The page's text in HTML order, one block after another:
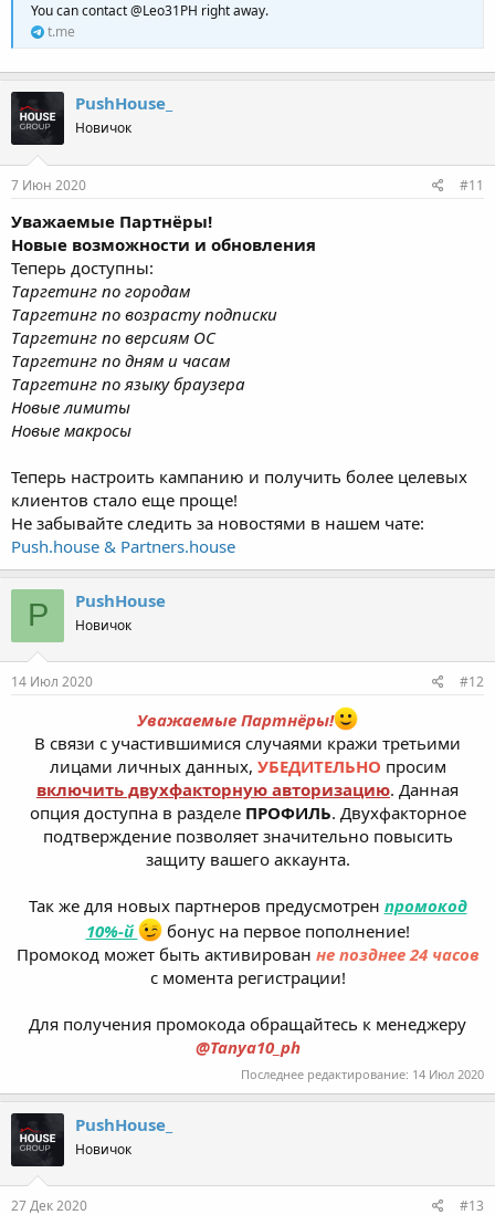
You can contact @Leo31PH right away.
t.me
PushHouse_
Новичок
7 Июн 2020 #11
Уважаемые Партнёры!
Новые возможности и обновления
Теперь доступны:
Таргетинг по городам
Таргетинг по возрасту подписки
Таргетинг по версиям ОС
Таргетинг по дням и часам
Таргетинг по языку браузера
Новые лимиты
Новые макросы
Теперь настроить кампанию и получить более целевых
клиентов стало еще проще!
Не забывайте следить за новостями в нашем чате:
Push.house & Partners.house
P PushHouse
Новичок
14 Июл 2020 #12
Уважаемые Партнёры!
В связи с участившимися случаями кражи третьими
лицами личных данных, УБЕДИТЕЛЬНО просим
включить двухфакторную авторизацию. Данная
опция доступна в разделе ПРОФИЛЬ. Двухфакторное
подтверждение позволяет значительно повысить
защиту вашего аккаунта.
Так же для новых партнеров предусмотрен промокод
10%-й
бонус на первое пополнение!
Промокод может быть активирован не позднее 24 часов
с момента регистрации!
Для получения промокода обращайтесь к менеджеру
@Tanya10_ph
Последнее редактирование: 14 Июл 2020
PushHouse_
Новичок
27 Дек 2020 #13